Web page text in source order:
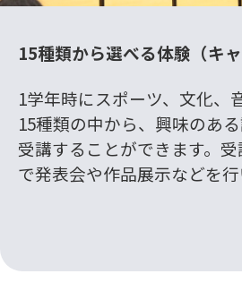
15種類から選べる体験（キ
1学年時にスポーツ、文化、
15種類の中から、興味のあ
受講することができます。
で発表会や作品展示などを行